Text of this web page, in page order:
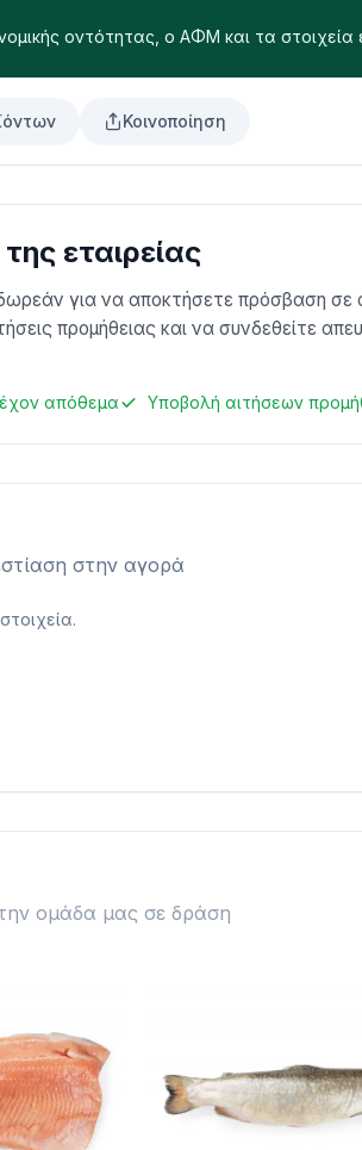
οντότητας, ο ΑΦΜ και τα στοιχεία
Κοινοποίηση
εταιρείας
για να αποκτήσετε πρόσβαση σε
προμήθειας και να συνδεθείτε
απόθεμα Υποβολή αιτήσεων
στην αγορά
την ομάδα μας σε δράση